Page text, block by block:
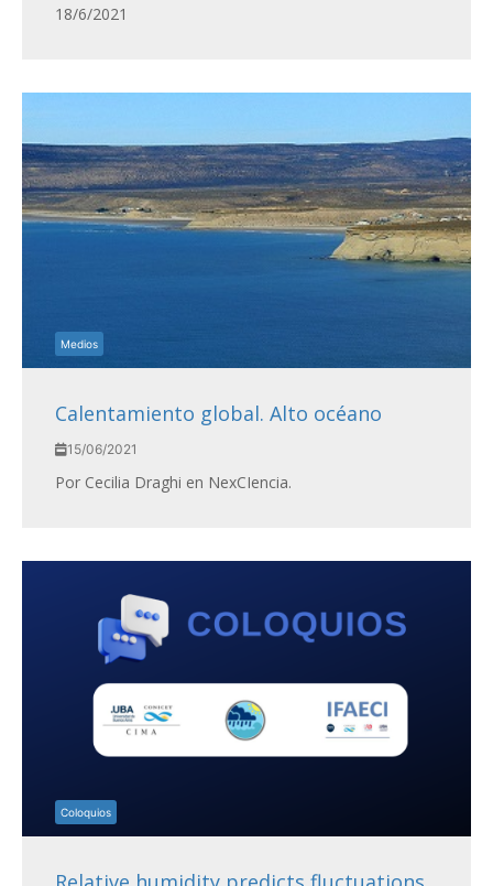
18/6/2021
Medios
Calentamiento global. Alto océano
15/06/2021
Por Cecilia Draghi en NexCIencia.
Coloquios